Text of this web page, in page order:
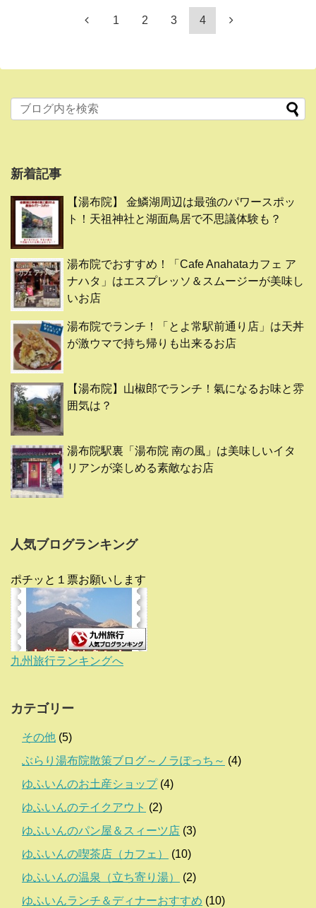
1 2 3 4
新着記事
【湯布院】 金鱗湖周辺は最強のパワースポッ
ト！天祖神社と湖面鳥居で不思議体験も？
湯布院でおすすめ！「Cafe Anahataカフェ ア
ナハタ」はエスプレッソ＆スムージーが美味し
いお店
湯布院でランチ！「とよ常駅前通り店」は天丼
が激ウマで持ち帰りも出来るお店
【湯布院】山椒郎でランチ！氣になるお味と雰
囲気は？
湯布院駅裏「湯布院 南の風」は美味しいイタ
リアンが楽しめる素敵なお店
人気ブログランキング
ポチッと１票お願いします
九州旅行ランキングへ
カテゴリー
その他 (5)
ぶらり湯布院散策ブログ～ノラぽっち～ (4)
ゆふいんのお土産ショップ(4)
ゆふいんのテイクアウト (2)
ゆふいんのパン屋＆スィーツ店 (3)
ゆふいんの喫茶店（カフェ）
(10)
ゆふいんの温泉（立ち寄り湯）
(2)
ゆふいんランチ＆ディナーおすすめ (10)